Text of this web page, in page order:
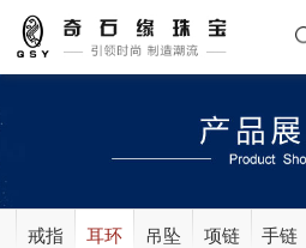
戒指 耳环 吊坠 项链 手链